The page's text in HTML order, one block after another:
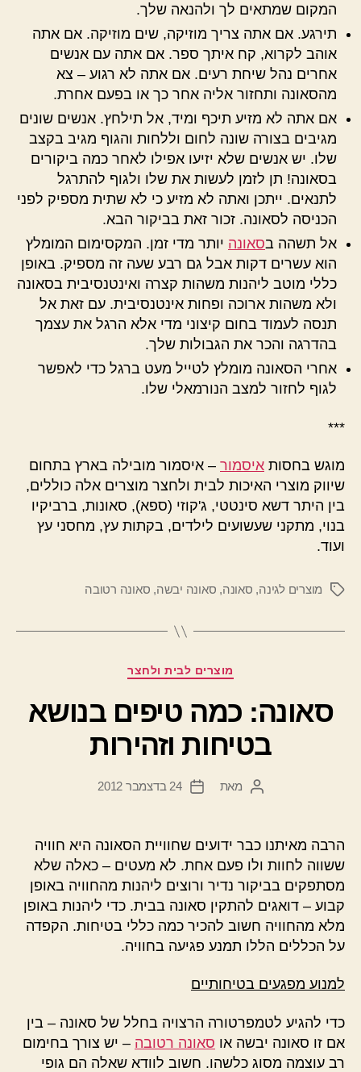
המקום שמתאים לך ולהנאה שלך.
תירגע. אם אתה צריך מוזיקה, שים מוזיקה. אם אתה
אוהב לקרוא, קח איתך ספר. אם אתה עם אנשים
אחרים נהל שיחת רעים. אם אתה לא רגוע – צא
מהסאונה ותחזור אליה אחר כך או בפעם אחרת.
אם אתה לא מזיע תיכף ומיד, אל תילחץ. אנשים שונים
מגיבים בצורה שונה לחום וללחות והגוף מגיב בקצב
שלו. יש אנשים שלא יזיעו אפילו לאחר כמה ביקורים
בסאונה! תן לזמן לעשות את שלו ולגוף להתרגל
לתנאים. ייתכן ואתה לא מזיע כי לא שתית מספיק לפני
הכניסה לסאונה. זכור זאת בביקור הבא.
אל תשהה בסאונה יותר מדי זמן. המקסימום המומלץ
הוא עשרים דקות אבל גם רבע שעה זה מספיק. באופן
כללי מוטב ליהנות משהות קצרה ואינטנסיבית בסאונה
ולא משהות ארוכה ופחות אינטנסיבית. עם זאת אל
תנסה לעמוד בחום קיצוני מדי אלא הרגל את עצמך
בהדרגה והכר את הגבולות שלך.
אחרי הסאונה מומלץ לטייל מעט ברגל כדי לאפשר
לגוף לחזור למצב הנורמאלי שלו.
***
מוגש בחסות איסמור – איסמור מובילה בארץ בתחום
שיווק מוצרי האיכות לבית ולחצר מוצרים אלה כוללים,
בין היתר דשא סינטטי, ג'קוזי (ספא), סאונות, ברביקיו
בנוי, מתקני שעשועים לילדים, בקתות עץ, מחסני עץ
ועוד.
תגיותמוצרים לגינה, סאונה, סאונה יבשה, סאונה רטובה
קטגוריות
מוצרים לבית ולחצר
סאונה: כמה טיפים בנושא
בטיחות וזהירות
המחבר
מאת
תאריך
24 בדצמבר 2012
הרבה מאיתנו כבר ידועים שחוויית הסאונה היא חוויה
ששווה לחוות ולו פעם אחת. לא מעטים – כאלה שלא
מסתפקים בביקור נדיר ורוצים ליהנות מהחוויה באופן
קבוע – דואגים להתקין סאונה בבית. כדי ליהנות באופן
מלא מהחוויה חשוב להכיר כמה כללי בטיחות. הקפדה
על הכללים הללו תמנע פגיעה בחוויה.
למנוע מפגעים בטיחותיים
כדי להגיע לטמפרטורה הרצויה בחלל של סאונה – בין
אם זו סאונה יבשה או סאונה רטובה – יש צורך בחימום
רב עוצמה מסוג כלשהו. חשוב לוודא שאלה הם גופי